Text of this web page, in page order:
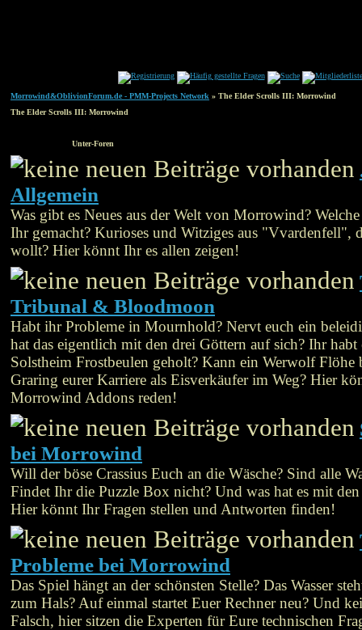
Morrowind&OblivionForum.de - PMM-Projects Network » The Elder Scrolls III: Morrowind
The Elder Scrolls III: Morrowind
Unter-Foren
Allgemein
Was gibt es Neues aus der Welt von Morrowind?
Ihr gemacht? Kurioses und Witziges aus "Vvardenfell",
wollt? Hier könnt Ihr es allen zeigen!
Tribunal & Bloodmoon
Habt ihr Probleme in Mournhold? Nervt euch ein
hat das eigentlich mit den drei Göttern auf sich? Ihr habt
Solstheim Frostbeulen geholt? Kann ein Werwolf Flöhe
Graring eurer Karriere als Eisverkäufer im Weg? Hier
Morrowind Addons reden!
bei Morrowind
Will der böse Crassius Euch an die Wäsche? Sind alle
Findet Ihr die Puzzle Box nicht? Und was hat es mit
Hier könnt Ihr Fragen stellen und Antworten finden!
Probleme bei Morrowind
Das Spiel hängt an der schönsten Stelle? Das Wasser
zum Hals? Auf einmal startet Euer Rechner neu? Und
Falsch, hier sitzen die Experten für Eure technischen